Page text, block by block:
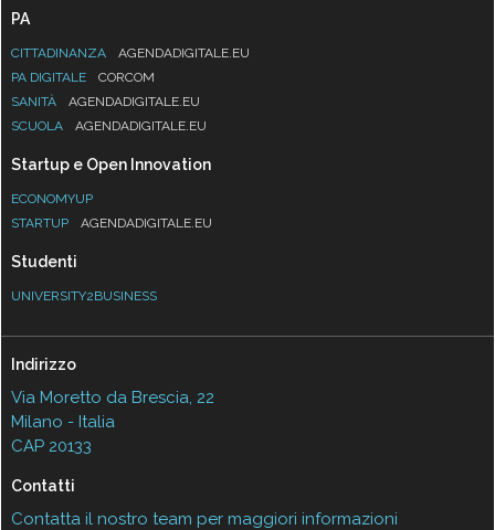
PA
CITTADINANZA
AGENDADIGITALE.EU
PA DIGITALE
CORCOM
SANITÀ
AGENDADIGITALE.EU
SCUOLA
AGENDADIGITALE.EU
Startup e Open Innovation
ECONOMYUP
STARTUP
AGENDADIGITALE.EU
Studenti
UNIVERSITY2BUSINESS
Indirizzo
Via Moretto da Brescia, 22
Milano - Italia
CAP 20133
Contatti
Contatta il nostro team per maggiori informazioni